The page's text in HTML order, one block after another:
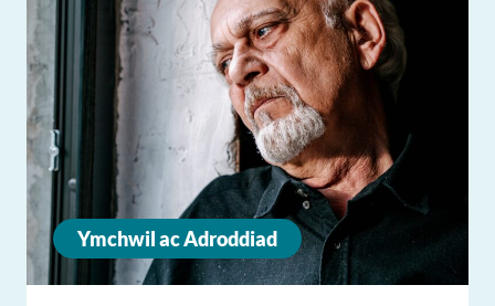
Ymchwil ac Adroddiad